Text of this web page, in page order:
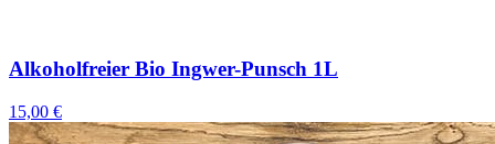
Alkoholfreier Bio Ingwer-Punsch 1L
15,00 €